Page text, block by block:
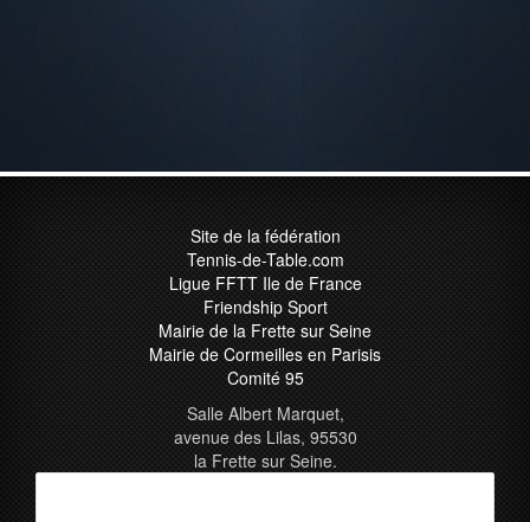
Site de la fédération
Tennis-de-Table.com
Ligue FFTT Ile de France
Friendship Sport
Mairie de la Frette sur Seine
Mairie de Cormeilles en Parisis
Comité 95
Salle Albert Marquet,
avenue des Lilas, 95530
la Frette sur Seine.